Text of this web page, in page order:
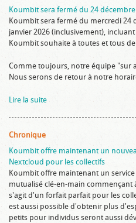
Koumbit sera fermé du 24
Koumbit sera fermé du mercredi 24
janvier 2026 (inclusivement),
Koumbit souhaite à toutes et tous
Comme toujours, notre équipe "sur
Nous serons de retour à notre
Lire la suite
Chronique
Koumbit offre maintenant un
Nextcloud pour les collectifs
Koumbit offre maintenant un
mutualisé clé-en-main commençant
s'agit d'un forfait parfait pour les
est aussi possible d'obtenir plus
petits pour individus seront aussi